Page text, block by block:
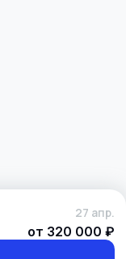
27 апр.
от 320 000 ₽